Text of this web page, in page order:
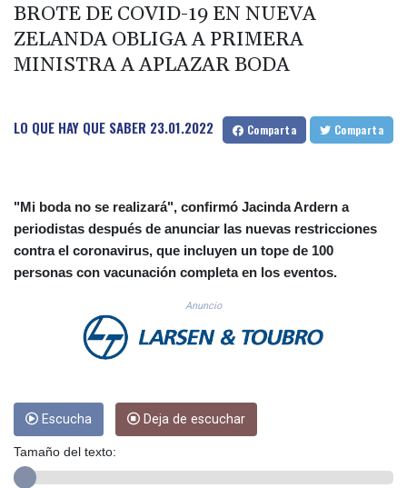
CLP 1054.514069
CNY 7.793467
CNH 7.793133
COP 3647.129719
CUC 1.154999
CUP 30.607481
DKK 7.475433
DOP 67.242802
DZD 152.86435
EGP 57.523697
FJD 2.550874
GGP 0.856409
GHS 13.514706
GMD 84.88182
BROTE DE COVID-19 EN NUEVA
ZELANDA OBLIGA A PRIMERA
MINISTRA A APLAZAR BODA
LO QUE HAY QUE SABER 23.01.2022 Comparta Comparta
"Mi boda no se realizará", confirmó Jacinda Ardern a
periodistas después de anunciar las nuevas restricciones
contra el coronavirus, que incluyen un tope de 100
personas con vacunación completa en los eventos.
Anuncio
Escucha Deja de escuchar
Tamaño del texto: